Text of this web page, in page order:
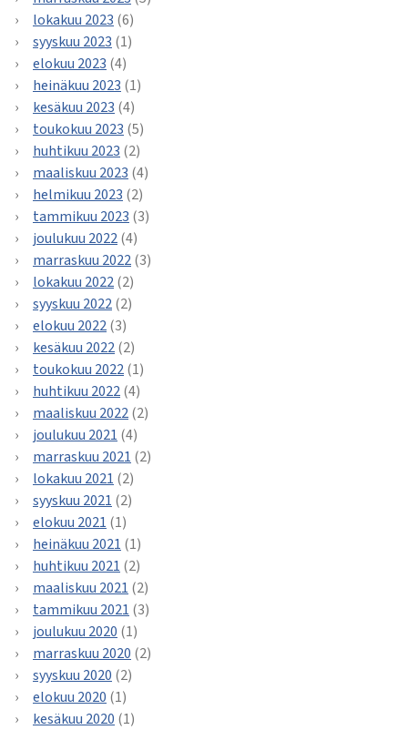
lokakuu 2023 (6)
syyskuu 2023 (1)
elokuu 2023 (4)
heinäkuu 2023 (1)
kesäkuu 2023 (4)
toukokuu 2023 (5)
huhtikuu 2023 (2)
maaliskuu 2023 (4)
helmikuu 2023 (2)
tammikuu 2023 (3)
joulukuu 2022(4)
marraskuu 2022(3)
lokakuu 2022(2)
syyskuu 2022(2)
elokuu 2022(3)
kesäkuu 2022(2)
toukokuu 2022(1)
huhtikuu 2022(4)
maaliskuu 2022(2)
joulukuu 2021 (4)
marraskuu 2021 (2)
lokakuu 2021 (2)
syyskuu 2021 (2)
elokuu 2021 (1)
heinäkuu 2021 (1)
huhtikuu 2021 (2)
maaliskuu 2021 (2)
tammikuu 2021 (3)
joulukuu 2020 (1)
marraskuu 2020 (2)
syyskuu 2020 (2)
elokuu 2020 (1)
kesäkuu 2020 (1)